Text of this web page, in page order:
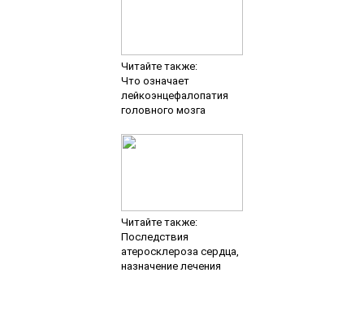
Читайте также:
Что означает
лейкоэнцефалопатия
головного мозга
Читайте также:
Последствия
атеросклероза сердца,
назначение лечения